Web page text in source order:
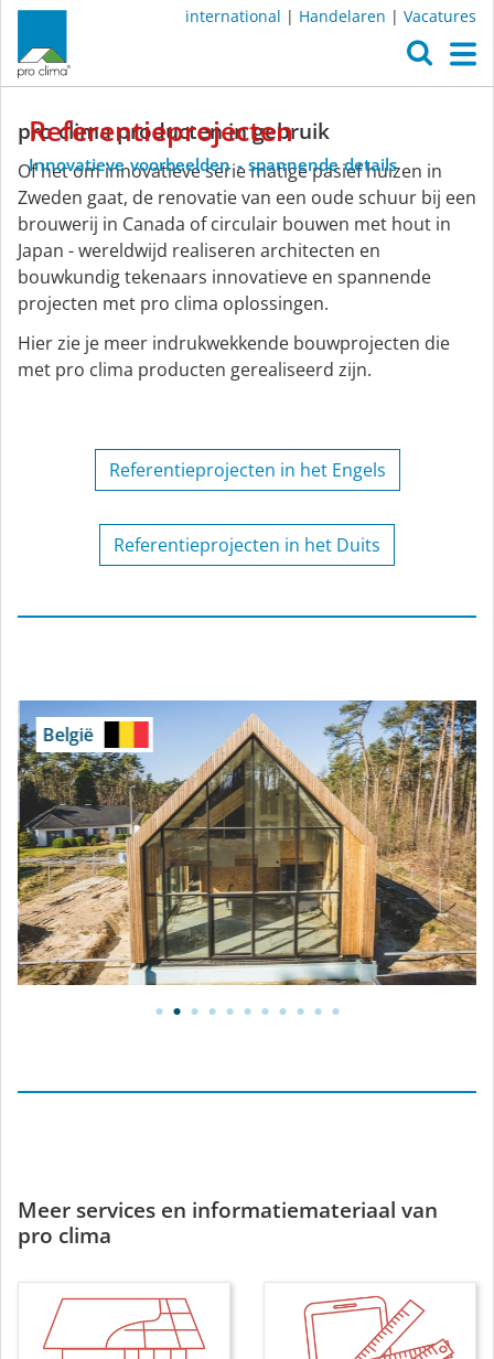
international | Handelaren | Vacatures
Duurzaam
wooncomfort
Referentieprojecten
Innovatieve voorbeelden - spannende details
pro clima producten in gebruik
Of het om innovatieve serie matige pasief huizen in
Zweden gaat, de renovatie van een oude schuur bij een
brouwerij in Canada of circulair bouwen met hout in
Japan - wereldwijd realiseren architecten en
bouwkundig tekenaars innovatieve en spannende
projecten met pro clima oplossingen.
Hier zie je meer indrukwekkende bouwprojecten die
met pro clima producten gerealiseerd zijn.
Referentieprojecten in het Engels
Referentieprojecten in het Duits
België
Meer services en informatiemateriaal van
pro clima